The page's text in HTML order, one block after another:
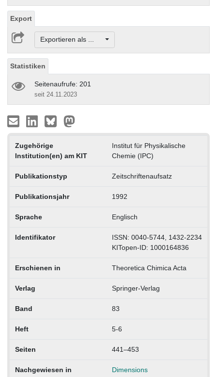
Export
Exportieren als ...
Statistiken
Seitenaufrufe: 201
seit 24.11.2023
Zugehörige
Institution(en) am KIT
Institut für Physikalische
Chemie (IPC)
Publikationstyp Zeitschriftenaufsatz
Publikationsjahr 1992
Sprache Englisch
Identifikator
ISSN: 0040-5744, 1432-2234
KITopen-ID: 1000164836
Erschienen in Theoretica Chimica Acta
Verlag Springer-Verlag
Band 83
Heft 5-6
Seiten 441–453
Nachgewiesen in
Dimensions